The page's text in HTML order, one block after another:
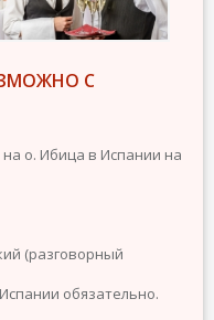
С
о. Ибица в Испании на
(разговорный
обязательно.